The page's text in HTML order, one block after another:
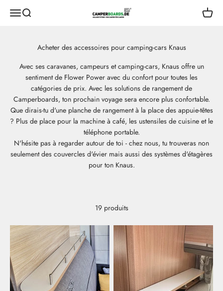
Ouvrir le menu de navigation
Ouvrir la recherche CamperBoards Ouvrir
Avec ses caravanes, campeurs et camping-cars, Knaus offre un
sentiment de Flower Power avec du confort pour toutes les
catégories de prix. Avec les solutions de rangement de
Camperboards, ton prochain voyage sera encore plus confortable.
Que dirais-tu d'une planche de rangement à la place des appuie-têtes
? Plus de place pour la machine à café, les ustensiles de cuisine et le
téléphone portable.
N'hésite pas à regarder autour de toi - chez nous, tu trouveras non
seulement des couvercles d'évier mais aussi des systèmes d'étagères
pour ton Knaus.
19 produits